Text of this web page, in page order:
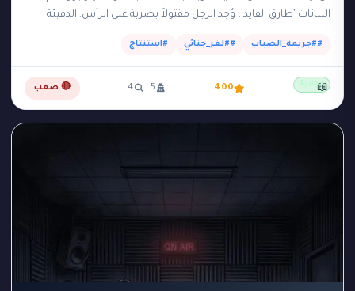
النباتات 'طارق الفايد'، وُجد الرجل مقتولاً بضربة على الرأس. الدفيئة
##جريمة_الضباب ##لغز_جنائي #استنتاج
مجانية 400
5
4 🔴 صعب 📖